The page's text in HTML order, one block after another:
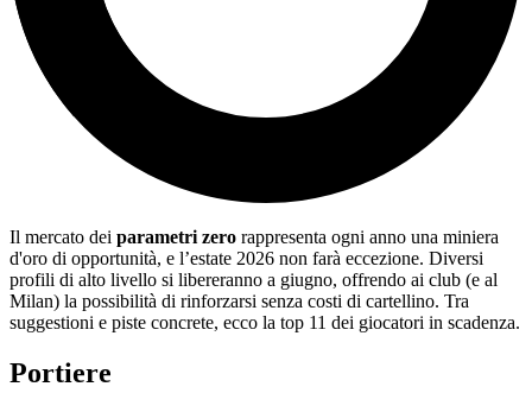
Il mercato dei parametri zero rappresenta ogni anno una miniera
d'oro di opportunità, e l’estate 2026 non farà eccezione. Diversi
profili di alto livello si libereranno a giugno, offrendo ai club (e al
Milan) la possibilità di rinforzarsi senza costi di cartellino. Tra
suggestioni e piste concrete, ecco la top 11 dei giocatori in scadenza.
Portiere